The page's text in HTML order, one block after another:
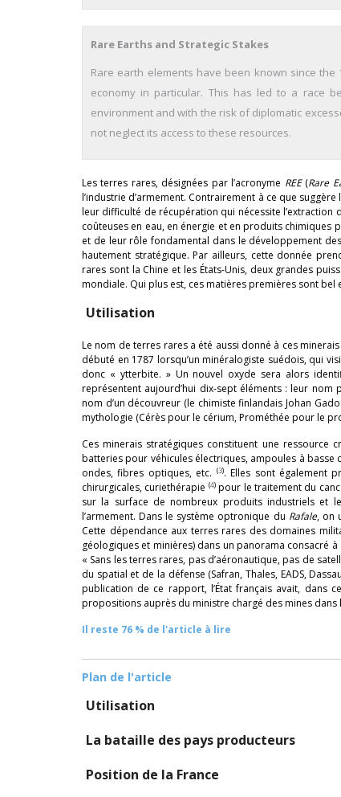
Rare Earths and Strategic Stakes
Rare earth elements have been known since
economy in particular. This has led to a race
environment and with the risk of diplomatic
not neglect its access to these resources.
Les terres rares, désignées par l’acronyme REE(Rare
l’industrie d’armement. Contrairement à ce que
leur difficulté de récupération qui nécessite
coûteuses en eau, en énergie et en produits
et de leur rôle fondamental dans le développement
hautement stratégique. Par ailleurs, cette donnée
rares sont la Chine et les États-Unis, deux grandes
mondiale. Qui plus est, ces matières premières sont
Utilisation
Le nom de terres rares a été aussi donné à ces
débuté en 1787 lorsqu’un minéralogiste suédois, qui
donc « ytterbite. » Un nouvel oxyde sera alors
représentent aujourd’hui dix-sept éléments : leur
nom d’un découvreur (le chimiste finlandais Johan
mythologie (Cérès pour le cérium, Prométhée pour le
Ces minerais stratégiques constituent une ressource
batteries pour véhicules électriques, ampoules à
ondes, fibres optiques, etc. (3). Elles sont également
chirurgicales, curiethérapie (4)pour le traitement du
sur la surface de nombreux produits industriels et
l’armement. Dans le système optronique du Rafale, on
Cette dépendance aux terres rares des domaines
géologiques et minières) dans un panorama consacré
« Sans les terres rares, pas d’aéronautique, pas de
du spatial et de la défense (Safran, Thales, EADS,
publication de ce rapport, l’État français avait, dans
propositions auprès du ministre chargé des mines
Il reste 76 % de l'article à lire
Plan de l'article
Utilisation
La bataille des pays producteurs
Position de la France